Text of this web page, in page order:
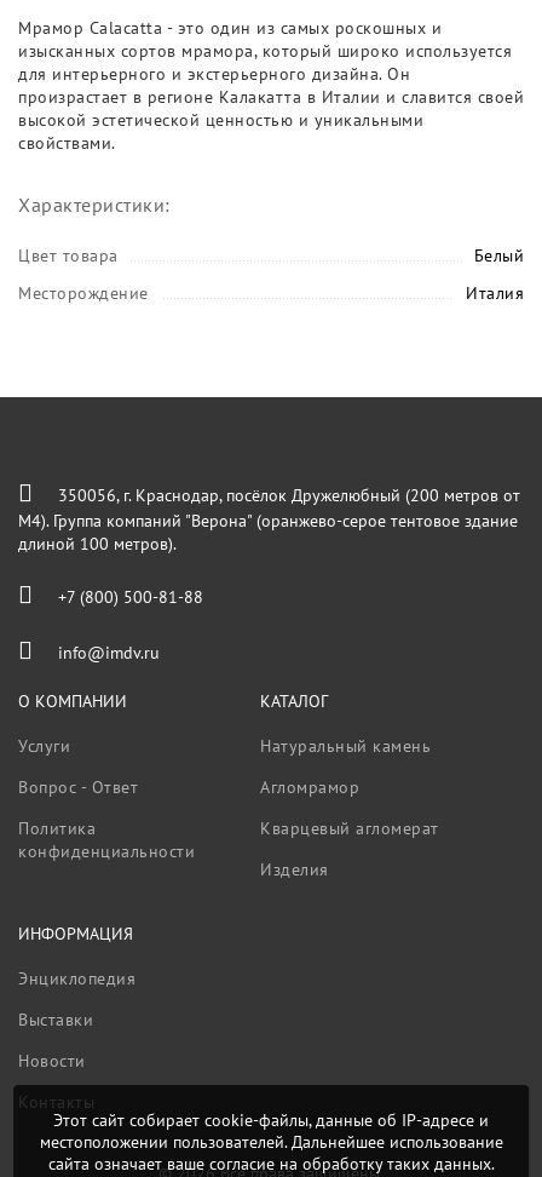
Мрамор Calacatta - это один из самых роскошных и
изысканных сортов мрамора, который широко используется
для интерьерного и экстерьерного дизайна. Он
произрастает в регионе Калакатта в Италии и славится своей
высокой эстетической ценностью и уникальными
свойствами.
Характеристики:
Цвет товара
Белый
Месторождение
Италия
350056, г. Краснодар, посёлок Дружелюбный (200 метров от
М4). Группа компаний "Верона" (оранжево-серое тентовое здание
длиной 100 метров).
+7 (800) 500-81-88
info@imdv.ru
О КОМПАНИИ
Услуги
Вопрос - Ответ
Политика
конфиденциальности
КАТАЛОГ
Натуральный камень
Агломрамор
Кварцевый агломерат
Изделия
ИНФОРМАЦИЯ
Энциклопедия
Выставки
Новости
Контакты
Этот сайт собирает cookie-файлы, данные об IP-адресе и
местоположении пользователей. Дальнейшее использование
сайта означает ваше согласие на обработку таких данных.